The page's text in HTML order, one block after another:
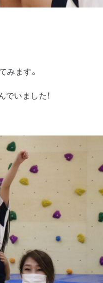
みます。
いました！